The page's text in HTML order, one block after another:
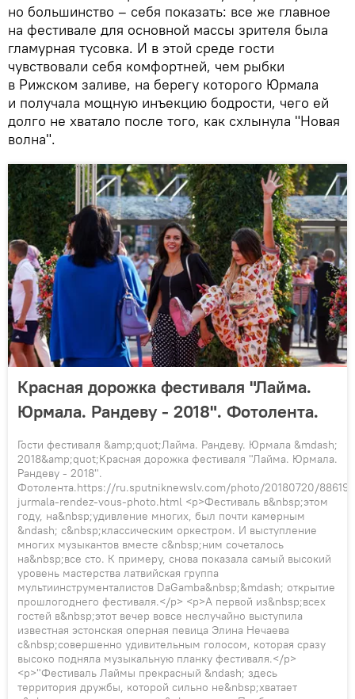
но большинство – себя показать: все же главное
на фестивале для основной массы зрителя была
гламурная тусовка. И в этой среде гости
чувствовали себя комфортней, чем рыбки
в Рижском заливе, на берегу которого Юрмала
и получала мощную инъекцию бодрости, чего ей
долго не хватало после того, как схлынула "Новая
волна".
Красная дорожка фестиваля "Лайма.
Юрмала. Рандеву - 2018". Фотолента.
Гости фестиваля &amp;quot;Лайма. Рандеву. Юрмала &mdash;
2018&amp;quot;Красная дорожка фестиваля "Лайма. Юрмала.
Рандеву - 2018".
Фотолента.https://ru.sputniknewslv.com/photo/20180720/
jurmala-rendez-vous-photo.html <p>Фестиваль в&nbsp;этом
году, на&nbsp;удивление многих, был почти камерным
&ndash; с&nbsp;классическим оркестром. И выступление
многих музыкантов вместе с&nbsp;ним сочеталось
на&nbsp;все сто. К примеру, снова показала самый высокий
уровень мастерства латвийская группа
мультиинструменталистов DaGamba&nbsp;&mdash; открытие
прошлогоднего фестиваля.</p> <p>А первой из&nbsp;всех
гостей в&nbsp;этот вечер вовсе неслучайно выступила
известная эстонская оперная певица Элина Нечаева
с&nbsp;совершенно удивительным голосом, которая сразу
высоко подняла музыкальную планку фестиваля.</p>
<p>"Фестиваль Лаймы прекрасный &ndash; здесь
территория дружбы, которой сильно не&nbsp;хватает